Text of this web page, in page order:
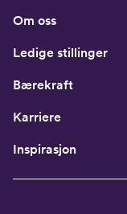
Om oss
Ledige stillinger
Bærekraft
Karriere
Inspirasjon